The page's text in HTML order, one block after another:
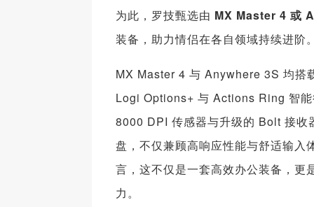
为此，罗技甄选由 MX Master 4 或
装备，助力情侣在各自领域持续进阶
MX Master 4 与 Anywhere 3S 均搭
Logi Options+ 与 Actions Ring 智能
8000 DPI 传感器与升级的 Bolt 接收
盘，不仅兼顾高响应性能与舒适输入
言，这不仅是一套高效办公装备，更
力。